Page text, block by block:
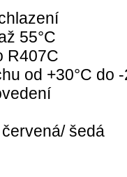
55°C
R407C
od +30°C do -
šedá